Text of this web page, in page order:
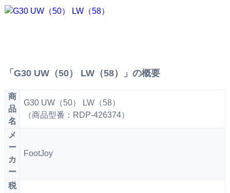
「G30 UW（50） LW（58）」の概要
商
品
名
G30 UW（50） LW（58）
（商品型番：RDP-426374）
メ
ー
カ
ー
FootJoy
税